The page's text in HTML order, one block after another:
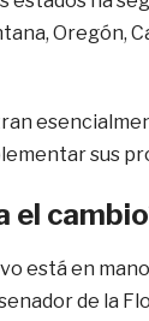
Oregón,
sus
el
está en
de la